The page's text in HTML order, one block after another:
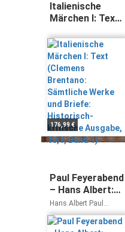
Italienische
Märchen I: Text
Brentano:
Sämtliche
Werke und
Briefe:
Historisch-
kritische
Ausgabe, 18,1,
Band 1)
176,99 €
Paul Feyerabend
– Hans Albert:
Briefwechsel,
Band 1: (1958-
1971)
Hans Albert Paul
Feyerabend